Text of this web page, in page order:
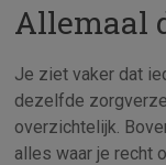
Allemaal
Je ziet vaker dat
dezelfde
overzichtelijk.
alles waar je recht